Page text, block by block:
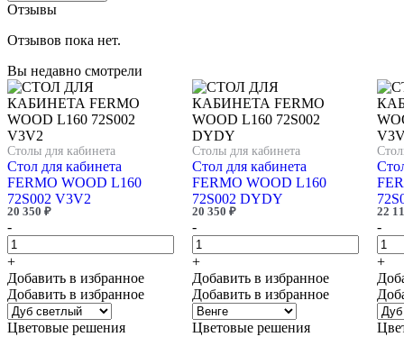
Отзывы
Отзывов пока нет.
Вы недавно смотрели
Столы для кабинета
Стол для кабинета
FERMO WOOD L160
72S002 V3V2
20 350 ₽
-
+
Добавить в избранное
Добавить в избранное
Цветовые решения
Столы для кабинета
Стол для кабинета
FERMO WOOD L160
72S002 DYDY
20 350 ₽
-
+
Добавить в избранное
Добавить в избранное
Цветовые решения
22
-
+